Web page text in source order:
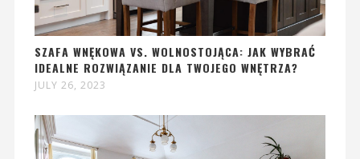
SZAFA WNĘKOWA VS. WOLNOSTOJĄCA: JAK WYBRAĆ
IDEALNE ROZWIĄZANIE DLA TWOJEGO WNĘTRZA?
JULY 26, 2023